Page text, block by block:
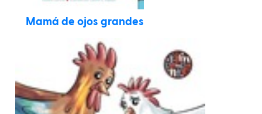
Mamá de ojos grandes